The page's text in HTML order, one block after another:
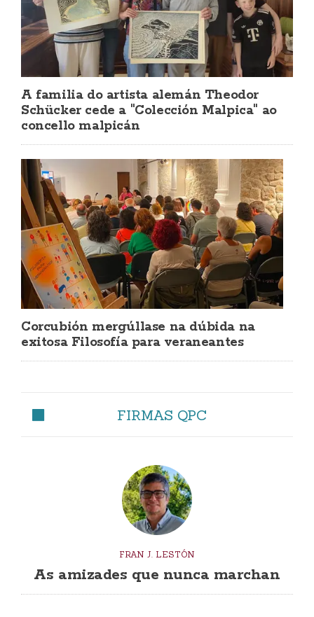
A familia do artista alemán Theodor
Schücker cede a "Colección Malpica" ao
concello malpicán
Corcubión mergúllase na dúbida na
exitosa Filosofía para veraneantes
FIRMAS QPC
FRAN J. LESTÓN
As amizades que nunca marchan